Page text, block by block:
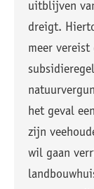
uitblijven
dreigt.
meer vereist
het geval
zijn
wil gaan